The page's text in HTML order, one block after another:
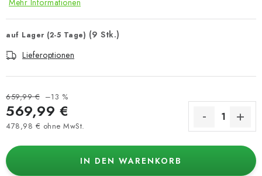
Mehr Informationen
auf Lager (2-5 Tage) (9 Stk.)
Lieferoptionen
659,99 € –13 %
569,99 €
478,98 € ohne MwSt.
IN DEN WARENKORB